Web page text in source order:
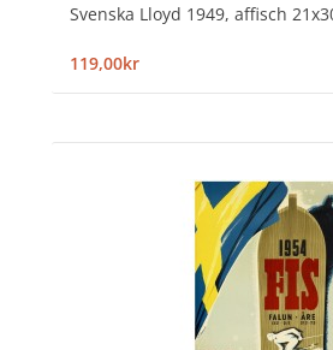
Svenska Lloyd 1949, affisch
119,00kr